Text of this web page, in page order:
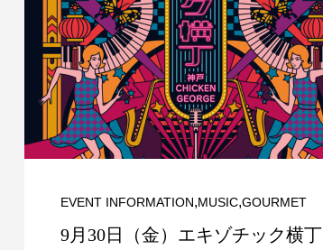
EVENT INFORMATION,MUSIC,GOURMET
9月30日（金）エキゾチック横丁